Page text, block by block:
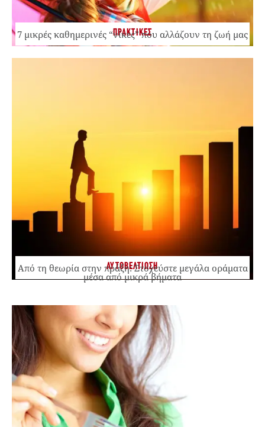
ΠΡΑΚΤΙΚΕΣ
7 μικρές καθημερινές “νίκες” που αλλάζουν τη ζωή μας
ΑΥΤΟΒΕΛΤΙΩΣΗ
Από τη θεωρία στην πράξη: Στοχεύστε μεγάλα οράματα
μέσα από μικρά βήματα